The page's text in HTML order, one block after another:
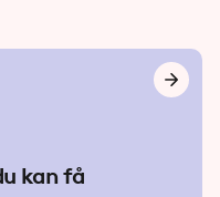
kan få